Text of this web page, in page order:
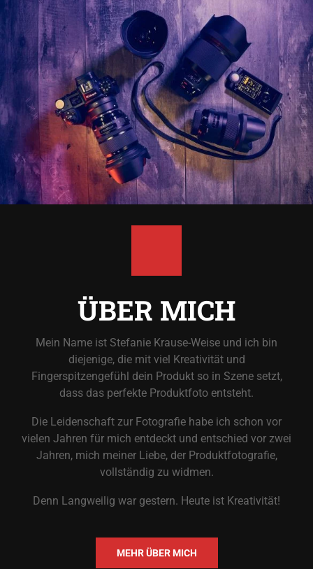
ÜBER MICH
Mein Name ist Stefanie Krause-Weise und ich bin
diejenige, die mit viel Kreativität und
Fingerspitzengefühl dein Produkt so in Szene setzt,
dass das perfekte Produktfoto entsteht.
Die Leidenschaft zur Fotografie habe ich schon vor
vielen Jahren für mich entdeckt und entschied vor zwei
Jahren, mich meiner Liebe, der Produktfotografie,
vollständig zu widmen.
Denn Langweilig war gestern. Heute ist Kreativität!
MEHR ÜBER MICH